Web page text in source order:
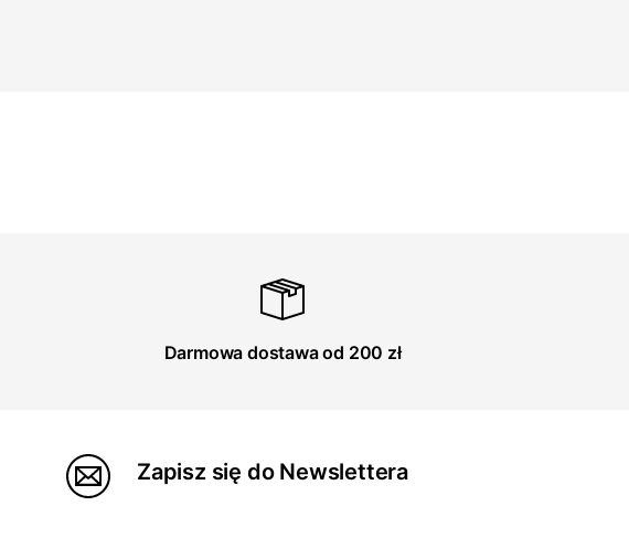
Darmowa dostawa od 200 zł
Zapisz się do Newslettera